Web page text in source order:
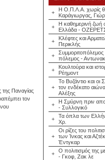
της Παναγίας
τον
+
Η Ο.Π.Λ.Α. χωρίς
Καράγιωργας,
+
Η καθημερινή ζωή
Ελλάδα -
+
Κλέφτες και
Περικλής
+
Συμμοριτοπόλεμος
πόλεμος -
+
Κουλτούρα και
Ρέημοντ
+
Το Βυζάντιο και οι
τον ενδέκατο
Αλέξης
+
Η Σμύρνη πριν
- Συλλογικό
+
Τα όπλα των
Χρ.
+
Οι ρίζες του
των Ίνκας και
Έντγκαρ
+
Ο πολιτισμός της
- Γκοφ, Ζακ λε